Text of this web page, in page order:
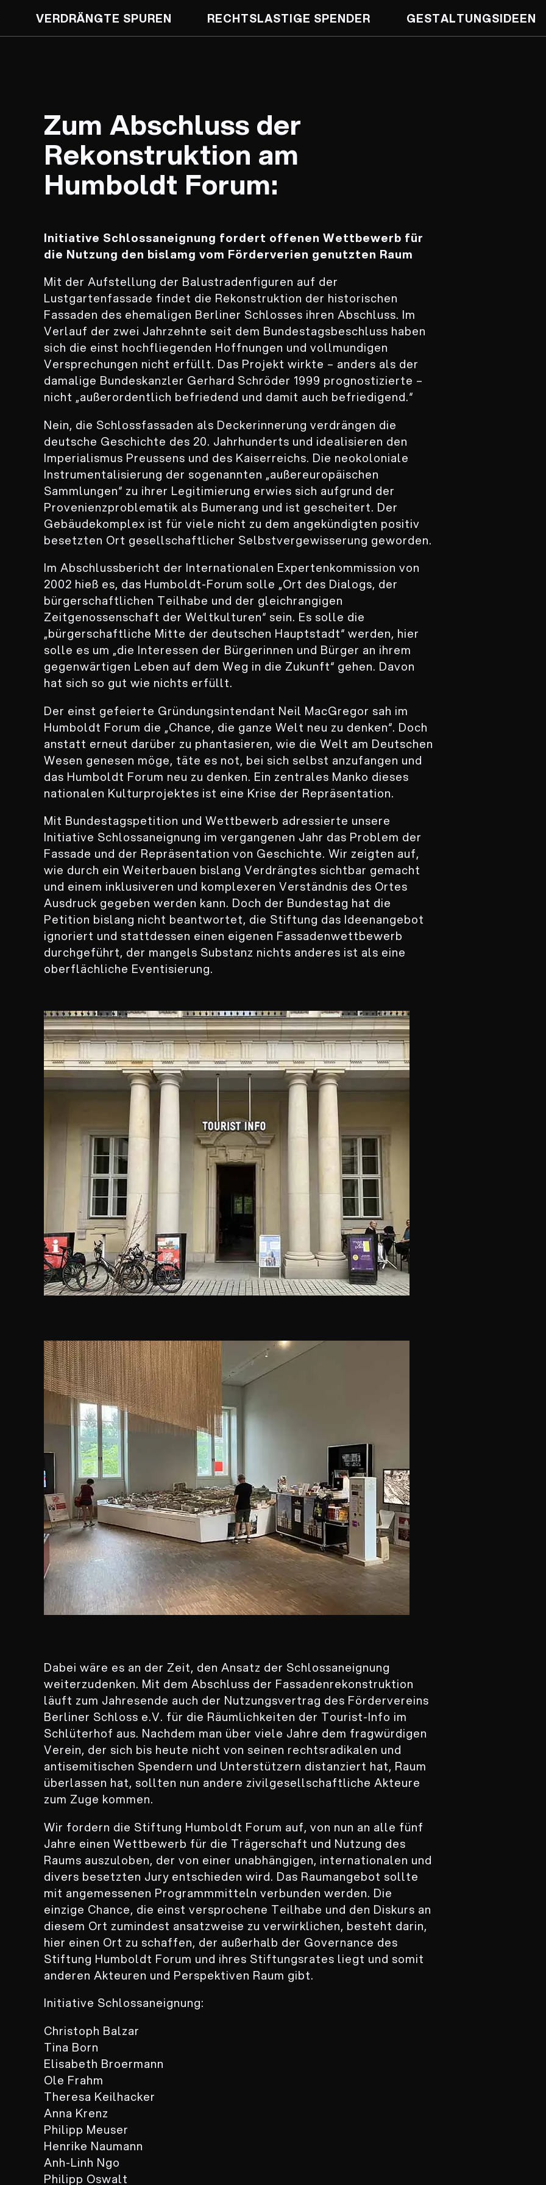
VERDRÄNGTE SPUREN RECHTSLASTIGE SPENDER GESTALTUNGS­IDEEN
Zum Abschluss der
Rekonstruktion am
Humboldt Forum:
Initiative Schlossaneignung fordert offenen Wettbewerb für
die Nutzung den bislamg vom Förderverien genutzten Raum
Mit der Aufstellung der Balustradenfiguren auf der
Lustgartenfassade findet die Rekonstruktion der historischen
Fassaden des ehemaligen Berliner Schlosses ihren Abschluss. Im
Verlauf der zwei Jahrzehnte seit dem Bundestagsbeschluss haben
sich die einst hochfliegenden Hoffnungen und vollmundigen
Versprechungen nicht erfüllt. Das Projekt wirkte – anders als der
damalige Bundeskanzler Gerhard Schröder 1999 prognostizierte –
nicht „außerordentlich befriedend und damit auch befriedigend.“
Nein, die Schlossfassaden als Deckerinnerung verdrängen die
deutsche Geschichte des 20. Jahrhunderts und idealisieren den
Imperialismus Preussens und des Kaiserreichs. Die neokoloniale
Instrumentalisierung der sogenannten „außereuropäischen
Sammlungen“ zu ihrer Legitimierung erwies sich aufgrund der
Provenienzproblematik als Bumerang und ist gescheitert. Der
Gebäudekomplex ist für viele nicht zu dem angekündigten positiv
besetzten Ort gesellschaftlicher Selbstvergewisserung geworden.
Im Abschlussbericht der Internationalen Expertenkommission von
2002 hieß es, das Humboldt-Forum solle „Ort des Dialogs, der
bürgerschaftlichen Teilhabe und der gleichrangigen
Zeitgenossenschaft der Weltkulturen“ sein. Es solle die
„bürgerschaftliche Mitte der deutschen Hauptstadt“ werden, hier
solle es um „die Interessen der Bürgerinnen und Bürger an ihrem
gegenwärtigen Leben auf dem Weg in die Zukunft“ gehen. Davon
hat sich so gut wie nichts erfüllt.
Der einst gefeierte Gründungsintendant Neil MacGregor sah im
Humboldt Forum die „Chance, die ganze Welt neu zu denken“. Doch
anstatt erneut darüber zu phantasieren, wie die Welt am Deutschen
Wesen genesen möge, täte es not, bei sich selbst anzufangen und
das Humboldt Forum neu zu denken. Ein zentrales Manko dieses
nationalen Kulturprojektes ist eine Krise der Repräsentation.
Mit Bundestagspetition und Wettbewerb adressierte unsere
Initiative Schlossaneignung im vergangenen Jahr das Problem der
Fassade und der Repräsentation von Geschichte. Wir zeigten auf,
wie durch ein Weiterbauen bislang Verdrängtes sichtbar gemacht
und einem inklusiveren und komplexeren Verständnis des Ortes
Ausdruck gegeben werden kann. Doch der Bundestag hat die
Petition bislang nicht beantwortet, die Stiftung das Ideenangebot
ignoriert und stattdessen einen eigenen Fassadenwettbewerb
durchgeführt, der mangels Substanz nichts anderes ist als eine
oberflächliche Eventisierung.
Dabei wäre es an der Zeit, den Ansatz der Schlossaneignung
weiterzudenken. Mit dem Abschluss der Fassadenrekonstruktion
läuft zum Jahresende auch der Nutzungsvertrag des Fördervereins
Berliner Schloss e.V. für die Räumlichkeiten der Tourist-Info im
Schlüterhof aus. Nachdem man über viele Jahre dem fragwürdigen
Verein, der sich bis heute nicht von seinen rechtsradikalen und
antisemitischen Spendern und Unterstützern distanziert hat, Raum
überlassen hat, sollten nun andere zivilgesellschaftliche Akteure
zum Zuge kommen.
Wir fordern die Stiftung Humboldt Forum auf, von nun an alle fünf
Jahre einen Wettbewerb für die Trägerschaft und Nutzung des
Raums auszuloben, der von einer unabhängigen, internationalen und
divers besetzten Jury entschieden wird. Das Raumangebot sollte
mit angemessenen Programmmitteln verbunden werden. Die
einzige Chance, die einst versprochene Teilhabe und den Diskurs an
diesem Ort zumindest ansatzweise zu verwirklichen, besteht darin,
hier einen Ort zu schaffen, der außerhalb der Governance des
Stiftung Humboldt Forum und ihres Stiftungsrates liegt und somit
anderen Akteuren und Perspektiven Raum gibt.
Initiative Schlossaneignung:
Christoph Balzar
Tina Born
Elisabeth Broermann
Ole Frahm
Theresa Keilhacker
Anna Krenz
Philipp Meuser
Henrike Naumann
Anh-Linh Ngo
Philipp Oswalt